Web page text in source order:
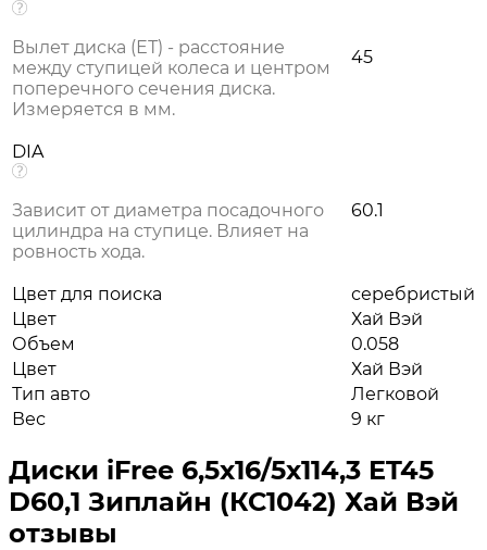
Вылет диска (ЕТ) - расстояние
между ступицей колеса и центром
поперечного сечения диска.
Измеряется в мм.
45
DIA
Зависит от диаметра посадочного
цилиндра на ступице. Влияет на
ровность хода.
60.1
Цвет для поиска
серебристый
Цвет
Хай Вэй
Объем
0.058
Цвет
Хай Вэй
Тип авто
Легковой
Вес
9 кг
Диски iFree 6,5x16/5x114,3 ET45
D60,1 Зиплайн (КС1042) Хай Вэй
отзывы